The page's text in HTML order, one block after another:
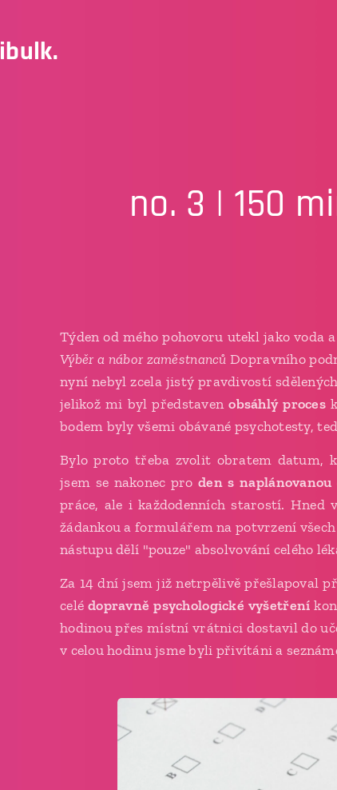
no. 3 | 150
Týden od mého pohovoru utekl jako voda
Výběr a nábor zaměstnanců Dopravního
nyní nebyl zcela jistý pravdivostí
jelikož mi byl představenobsáhlý procesk
bodem byly všemi obávané psychotesty,
Bylo proto třeba zvolit obratem datum,
jsem se nakonec proden s naplánovanou
práce, ale i každodenních starostí. Hned
žádankou a formulářem na potvrzení
nástupu dělí "pouze" absolvování celého
Za 14 dní jsem již netrpělivě přešlapoval
celédopravně psychologické vyšetření
hodinou přes místní vrátnici dostavil do
v celou hodinu jsme byli přivítáni a